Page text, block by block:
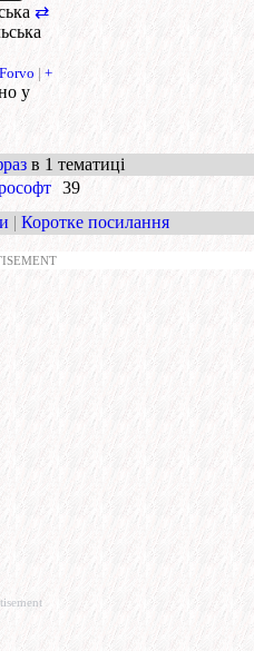
⇄
Forvo | +
у
в 1 тематиці
39
| Коротке посилання